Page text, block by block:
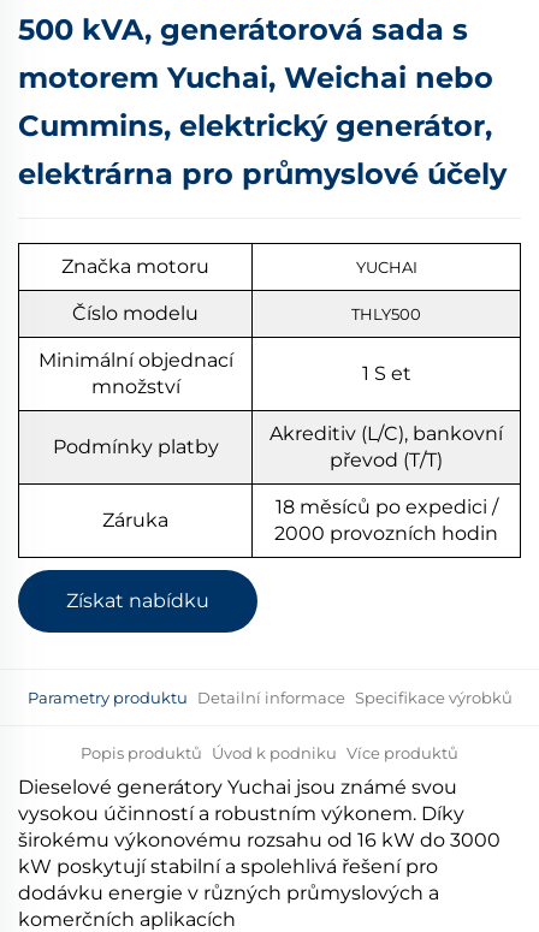
500 kVA, generátorová sada s
motorem Yuchai, Weichai nebo
Cummins, elektrický generátor,
elektrárna pro průmyslové účely
Značka motoru YUCHAI
Číslo modelu THLY500
Minimální objednací
množství
1 S et
Podmínky platby
Akreditiv (L/C), bankovní
převod (T/T)
Záruka
18 měsíců po expedici /
2000 provozních hodin
Získat nabídku
Parametry produktu Detailní informace Specifikace výrobků
Popis produktů Úvod k podniku Více produktů
Dieselové generátory Yuchai jsou známé svou
vysokou účinností a robustním výkonem. Díky
širokému výkonovému rozsahu od 16 kW do 3000
kW poskytují stabilní a spolehlivá řešení pro
dodávku energie v různých průmyslových a
komerčních aplikacích